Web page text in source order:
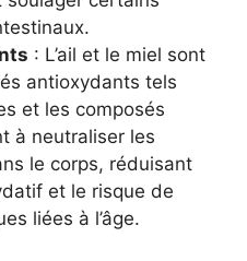
: L’ail et le miel sont
antioxydants tels
et les composés
à neutraliser les
le corps, réduisant
et le risque de
liées à l’âge.